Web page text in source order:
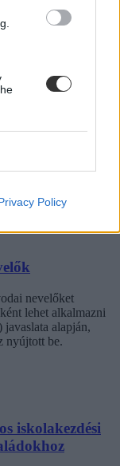
Policy
hosszabb
az általános
tagozatos diákok
már a 2026/2027-es
oldalán
nevelőket
lehet alkalmazni
alapján,
nyújtott be.
iskolakezdési